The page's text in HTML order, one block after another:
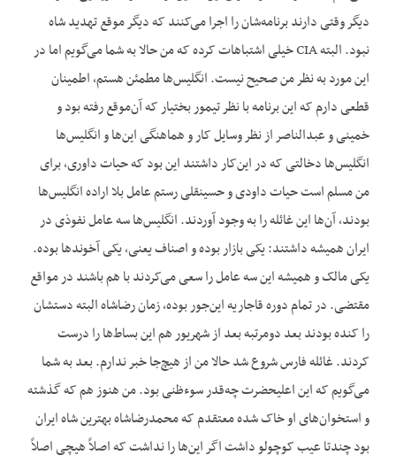
دیگر وقتی دارند برنامه‌شان را اجرا می‌کنند که دیگر موقع تهدید شاه
نبود. البته CIA خیلی اشتباهات کرده که من حالا به شما می‌گویم اما در
این مورد به نظر من صحیح نیست. انگلیس‌ها مطمئن هستم، اطمینان
قطعی دارم که این برنامه با نظر تیمور بختیار که آن‌موقع رفته بود و
خمینی و عبدالناصر از نظر وسایل کار و هماهنگی این‌ها و انگلیس‌ها
انگلیس‌ها دخالتی که در این‌کار داشتند این بود که حیات داوری، برای
من مسلم است حیات داودی و حسینقلی رستم عامل بلا اراده انگلیس‌ها
بودند، آن‌ها این غائله را به وجود آوردند. انگلیس‌ها سه عامل نفوذی در
ایران همیشه داشتند: یکی بازار بوده و اصناف یعنی، یکی آخوندها بوده.
یکی مالک و همیشه این سه عامل را سعی می‌کردند با هم باشند در مواقع
مقتضی. در تمام دوره قاجاریه این‌جور بوده، زمان رضاشاه البته دستشان
را کنده بودند بعد دومرتبه بعد از شهریور هم این بساط‌ها را درست
کردند. غائله فارس شروع شد حالا من از هیچ‌جا خبر ندارم. بعد به شما
می‌گویم که این اعلیحضرت چه‌قدر سوءظنی بود. من هنوز هم که گذشته
و استخوان‌های او خاک شده معتقدم که محمدرضاشاه بهترین شاه ایران
بود چندتا عیب کوچولو داشت اگر این‌ها را نداشت که اصلاً هیچی اصلاً